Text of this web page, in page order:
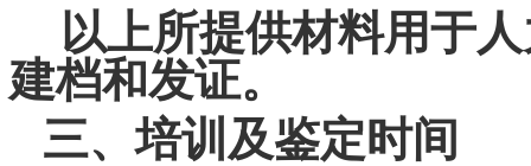
以上所提供材料用于
建档和发证。
三、培训及鉴定时间